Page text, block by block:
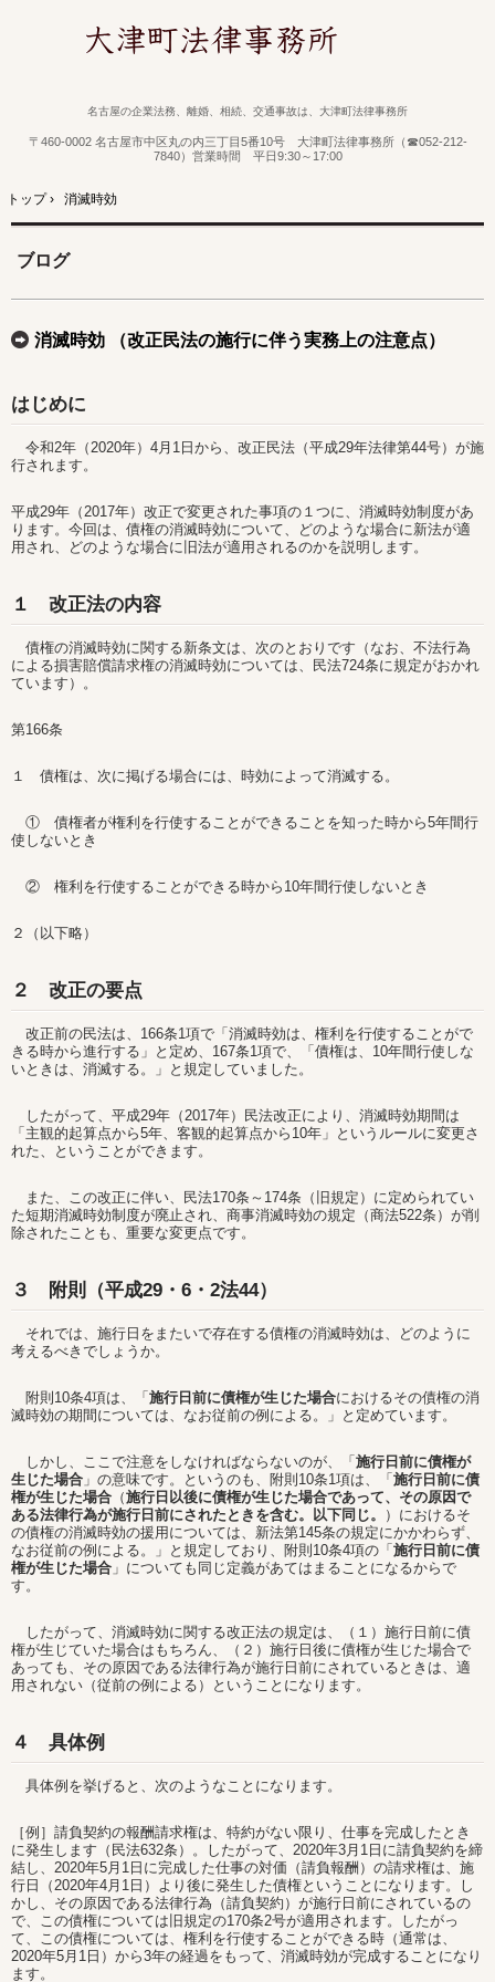
名古屋の企業法務、離婚、相続、交通事故は、大津町法律事務所
〒460-0002 名古屋市中区丸の内三丁目5番10号 大津町法律事務所（☎052-212-
7840）営業時間 平日9:30～17:00
トップ› 消滅時効
ブログ
消滅時効 （改正民法の施行に伴う実務上の注意点）
はじめに
令和2年（2020年）4月1日から、改正民法（平成29年法律第44号）が施
行されます。
平成29年（2017年）改正で変更された事項の１つに、消滅時効制度があ
ります。今回は、債権の消滅時効について、どのような場合に新法が適
用され、どのような場合に旧法が適用されるのかを説明します。
１ 改正法の内容
債権の消滅時効に関する新条文は、次のとおりです（なお、不法行為
による損害賠償請求権の消滅時効については、民法724条に規定がおかれ
ています）。
第166条
１ 債権は、次に掲げる場合には、時効によって消滅する。
① 債権者が権利を行使することができることを知った時から5年間行
使しないとき
② 権利を行使することができる時から10年間行使しないとき
２（以下略）
２ 改正の要点
改正前の民法は、166条1項で「消滅時効は、権利を行使することがで
きる時から進行する」と定め、167条1項で、「債権は、10年間行使しな
いときは、消滅する。」と規定していました。
したがって、平成29年（2017年）民法改正により、消滅時効期間は
「主観的起算点から5年、客観的起算点から10年」というルールに変更さ
れた、ということができます。
また、この改正に伴い、民法170条～174条（旧規定）に定められてい
た短期消滅時効制度が廃止され、商事消滅時効の規定（商法522条）が削
除されたことも、重要な変更点です。
３ 附則（平成29・6・2法44）
それでは、施行日をまたいで存在する債権の消滅時効は、どのように
考えるべきでしょうか。
附則10条4項は、「 施行日前に債権が生じた場合におけるその債権の消
滅時効の期間については、なお従前の例による。」と定めています。
しかし、ここで注意をしなければならないのが、「 施行日前に債権が
生じた場合 」の意味です。というのも、附則10条1項は、「 施行日前に債
権が生じた場合 （施行日以後に債権が生じた場合であって、その原因で
ある法律行為が施行日前にされたときを含む。以下同じ。
）におけるそ
の債権の消滅時効の援用については、新法第145条の規定にかかわらず、
なお従前の例による。」と規定しており、附則10条4項の「 施行日前に債
権が生じた場合 」についても同じ定義があてはまることになるからで
す。
したがって、消滅時効に関する改正法の規定は、（１）施行日前に債
権が生じていた場合はもちろん、（２）施行日後に債権が生じた場合で
あっても、その原因である法律行為が施行日前にされているときは、適
用されない（従前の例による）ということになります。
４ 具体例
具体例を挙げると、次のようなことになります。
［例］請負契約の報酬請求権は、特約がない限り、仕事を完成したとき
に発生します（民法632条）。したがって、2020年3月1日に請負契約を締
結し、2020年5月1日に完成した仕事の対価（請負報酬）の請求権は、施
行日（2020年4月1日）より後に発生した債権ということになります。し
かし、その原因である法律行為（請負契約）が施行日前にされているの
で、この債権については旧規定の170条2号が適用されます。したがっ
て、この債権については、権利を行使することができる時（通常は、
2020年5月1日）から3年の経過をもって、消滅時効が完成することになり
ます。